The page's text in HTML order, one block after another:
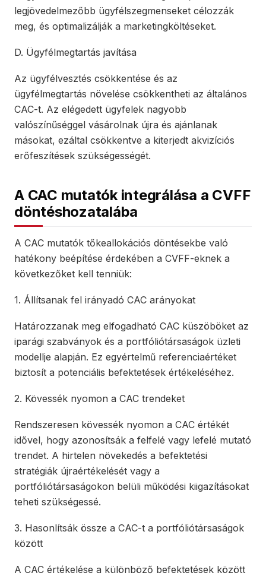
legjövedelmezőbb ügyfélszegmenseket célozzák
meg, és optimalizálják a marketingköltéseket.
D. Ügyfélmegtartás javítása
Az ügyfélvesztés csökkentése és az
ügyfélmegtartás növelése csökkentheti az általános
CAC-t. Az elégedett ügyfelek nagyobb
valószínűséggel vásárolnak újra és ajánlanak
másokat, ezáltal csökkentve a kiterjedt akvizíciós
erőfeszítések szükségességét.
A CAC mutatók integrálása a CVFF
döntéshozatalába
A CAC mutatók tőkeallokációs döntésekbe való
hatékony beépítése érdekében a CVFF-eknek a
következőket kell tenniük:
1. Állítsanak fel irányadó CAC arányokat
Határozzanak meg elfogadható CAC küszöböket az
iparági szabványok és a portfóliótársaságok üzleti
modellje alapján. Ez egyértelmű referenciaértéket
biztosít a potenciális befektetések értékeléséhez.
2. Kövessék nyomon a CAC trendeket
Rendszeresen kövessék nyomon a CAC értékét
idővel, hogy azonosítsák a felfelé vagy lefelé mutató
trendet. A hirtelen növekedés a befektetési
stratégiák újraértékelését vagy a
portfóliótársaságokon belüli működési kiigazításokat
teheti szükségessé.
3. Hasonlítsák össze a CAC-t a portfóliótársaságok
között
A CAC értékelése a különböző befektetések között